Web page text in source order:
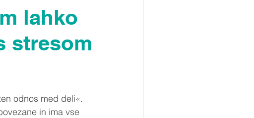
lahko
stresom
odnos med deli«.
in ima vse